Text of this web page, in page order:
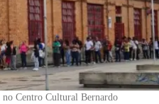
Centro Cultural Bernardo